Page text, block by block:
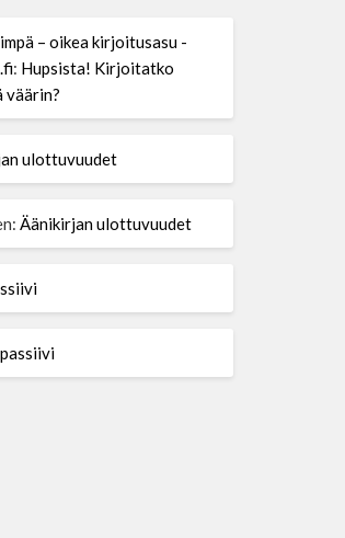
– oikea kirjoitusasu -
: Hupsista! Kirjoitatko
väärin?
ulottuvuudet
: Äänikirjan ulottuvuudet